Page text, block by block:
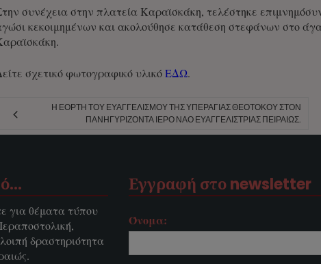
συνέχεια στην πλατεία Καραϊσκάκη, τελέστηκε
κεκοιμημένων και ακολούθησε κατάθεση στεφάνων στο
σχετικό φωτογραφικό υλικόΕΔΩ.
Η ΕΟΡΤΉ ΤΟΥ ΕΥΑΓΓΕΛΙΣΜΟΎ ΤΗΣ ΥΠΕΡΑΓΊΑΣ ΘΕΟΤΌΚΟΥ ΣΤΟΝ
ΠΑΝΗΓΥΡΊΖΟΝΤΑ ΙΕΡΌ ΝΑΌ ΕΥΑΓΓΕΛΙΣΤΡΊΑΣ ΠΕΙΡΑΙΏΣ.
για θέματα τύπου
δραστηριότητα
Εγγραφή στο newsletter
Όνομα: